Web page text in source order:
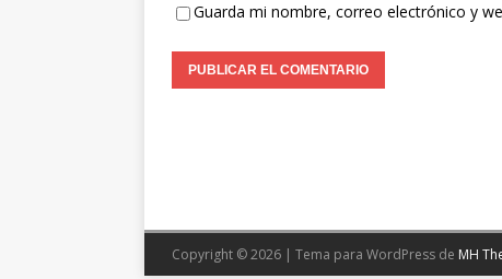
Guarda mi nombre, correo electrónico y
Copyright © 2026 | Tema para WordPress de MH